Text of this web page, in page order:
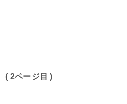
( 2ページ目 )